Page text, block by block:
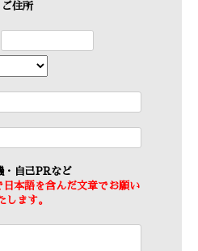
ご住所
・自己PRなど
本語を含んだ文章でお願い
します。